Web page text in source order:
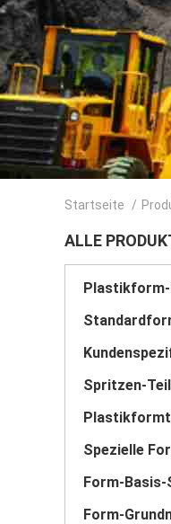
Startseite /
ALLE
Spritzen-
Spezielle
Form-Basis-
Form-